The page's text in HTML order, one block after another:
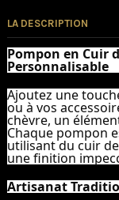
LA DESCRIPTION
Pompon en Cuir
Personnalisable
Ajoutez une
ou à vos
chèvre, un
Chaque pompon
utilisant du cuir
une finition
Artisanat